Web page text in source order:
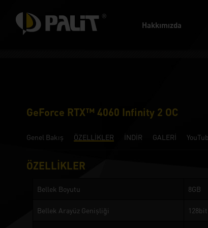
Hakkımızda
GeForce RTX™ 4060 Infinity 2 OC
Genel Bakış ÖZELLİKLER İNDİR GALERİ
ÖZELLİKLER
Bellek Boyutu 8GB
Bellek Arayüz Genişliği 128bit